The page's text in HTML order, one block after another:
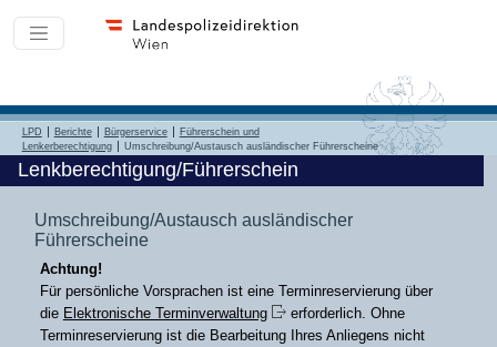
LPD Berichte Bürgerservice
Führerschein und
Lenkerberechtigung
Umschreibung/Austausch ausländischer Führerscheine
Lenkberechtigung/Führerschein
Umschreibung/Austausch ausländischer
Führerscheine
Achtung!
Für persönliche Vorsprachen ist eine Terminreservierung über
die Elektronische Terminverwaltung
erforderlich. Ohne
Terminreservierung ist die Bearbeitung Ihres Anliegens nicht